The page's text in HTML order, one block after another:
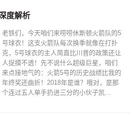
度解析
老铁们，今天咱们来唠唠休斯顿火箭队的5
号球衣！这支火箭队每次换季就像在打扑
克，5号球衣的主人简直比川普的政策还让
人捉摸不透！先不说什么超级巨星，咱们
来点接地气的：火箭5号的历史战绩比我的
年终奖还曲折！2018年是谁？哦对，是那
个连过五人单手扔进三分的小伙子凯...